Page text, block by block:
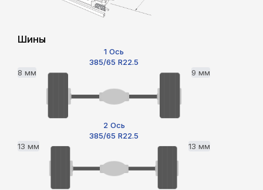
Шины
1 Ось
385/65 R22.5
8 мм
9 мм
2 Ось
385/65 R22.5
13 мм
13 мм